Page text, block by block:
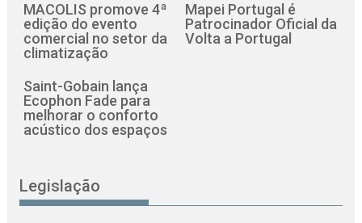
MACOLIS promove 4ª
edição do evento
comercial no setor da
climatização
Mapei Portugal é
Patrocinador Oficial da
Volta a Portugal
Saint-Gobain lança
Ecophon Fade para
melhorar o conforto
acústico dos espaços
Legislação